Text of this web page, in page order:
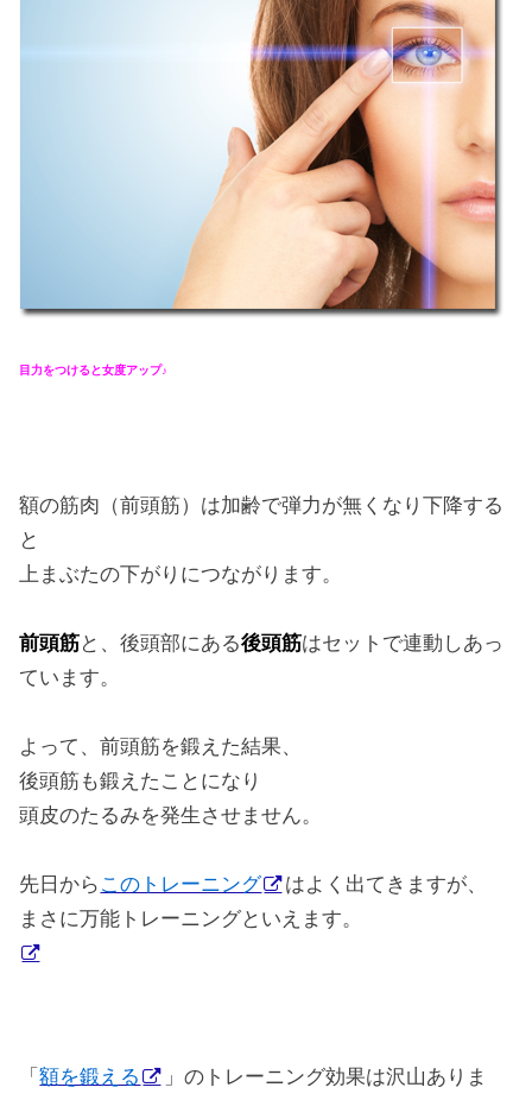
目力をつけると女度アップ♪
額の筋肉（前頭筋）は加齢で弾力が無くなり下降する
と
上まぶたの下がりにつながります。
前頭筋と、後頭部にある後頭筋はセットで連動しあっ
ています。
よって、前頭筋を鍛えた結果、
後頭筋も鍛えたことになり
頭皮のたるみを発生させません。
先日から このトレーニング
はよく出てきますが、
まさに万能トレーニングといえます。
「額を鍛える
」のトレーニング効果は沢山ありま